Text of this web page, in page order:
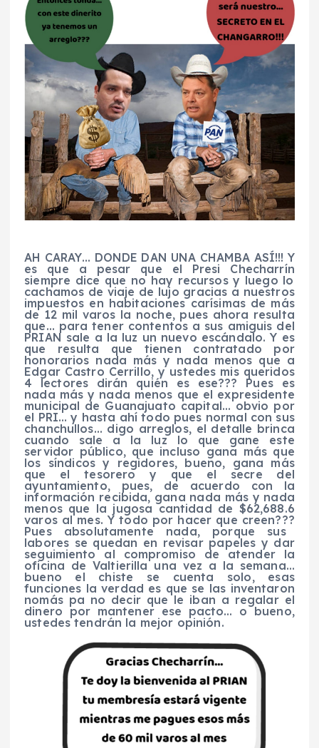
AH CARAY… DONDE DAN UNA CHAMBA ASÍ!!! Y
es que a pesar que el Presi Checharrín
siempre dice que no hay recursos y luego lo
cachamos de viaje de lujo gracias a nuestros
impuestos en habitaciones carísimas de más
de 12 mil varos la noche, pues ahora resulta
que… para tener contentos a sus amiguis del
PRIAN sale a la luz un nuevo escándalo.Y es
que resulta que tienen contratado por
honorarios nada más y nada menos que a
Edgar Castro Cerrillo, y ustedes mis queridos
4 lectores dirán quién es ese??? Pues es
nada más y nada menos que el expresidente
municipal de Guanajuato capital… obvio por
el PRI… y hasta ahí todo pues normal con sus
chanchullos… digo arreglos, el detalle brinca
cuando sale a la luz lo que gane este
servidor público, que incluso gana más que
los síndicos y regidores, bueno, gana más
que el tesorero y que el secre del
ayuntamiento, pues, de acuerdo con la
información recibida, gana nada más y nada
menos que la jugosa cantidad de $62,688.6
varosal mes. Y todo por hacer que creen???
Pues absolutamente nada, porque sus
labores se quedan en revisar papeles y dar
seguimiento al compromiso de atender la
oficina de Valtierillauna vez a la semana…
bueno el chiste se cuenta solo, esas
funciones la verdad es que se las inventaron
nomás pa no decir que le iban a regalar el
dinero por mantener ese pacto… o bueno,
ustedes tendrán la mejor opinión.